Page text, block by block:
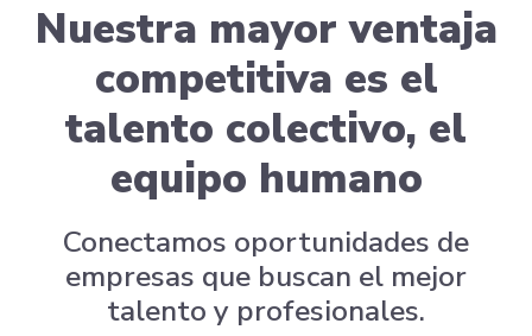
Nuestra mayor ventaja
competitiva es el
talento colectivo, el
equipo humano
Conectamos oportunidades de
empresas que buscan el mejor
talento y profesionales.